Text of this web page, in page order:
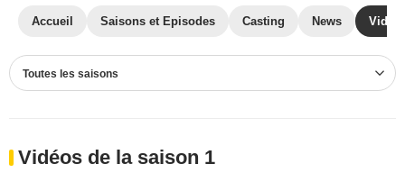
Accueil Saisons et Episodes Casting News
Toutes les saisons
Vidéos de la saison 1